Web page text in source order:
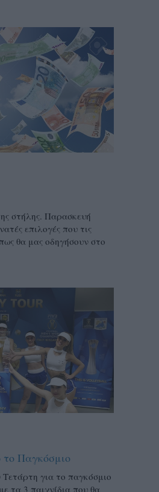
στήλης. Παρασκευή
επιλογές που τις
θα μας οδηγήσουν στο
Παγκόσμιο
για το παγκόσμιο
τα 3 παιχνίδια που θα